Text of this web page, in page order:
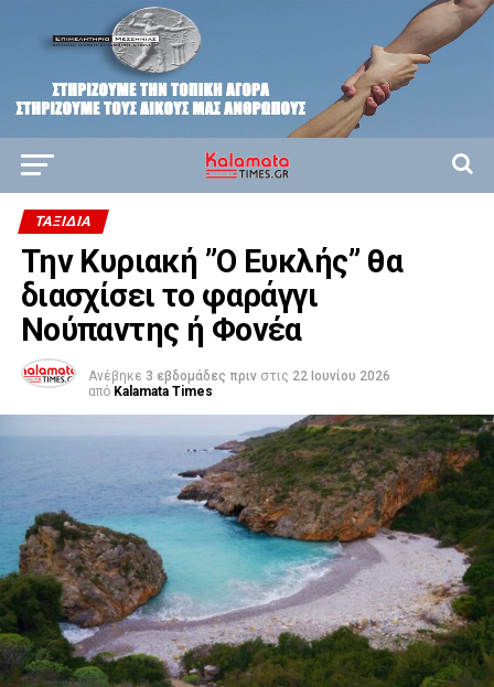
ΤΑΞΊΔΙΑ
Την Κυριακή ”Ο Ευκλής” θα
διασχίσει το φαράγγι
Νούπαντης ή Φονέα
Ανέβηκε 3 εβδομάδες πριν στις 22 Ιουνίου 2026
από Kalamata Times